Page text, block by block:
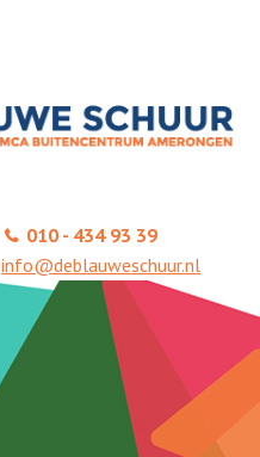
010 - 434 93 39
info@deblauweschuur.nl